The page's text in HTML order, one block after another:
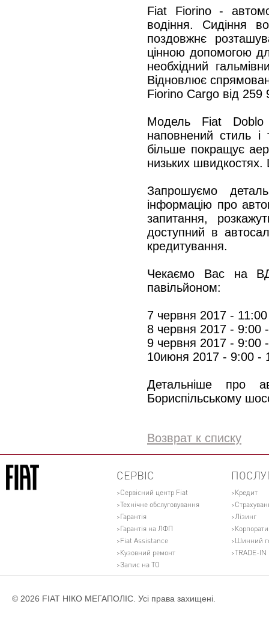
Fiat Fiorino -
водіння. Сидіння
поздовжнє
цінною допомогою
необхідний
Відновлює
Fiorino Cargo від 259
Модель Fiat Doblo
наповнений стиль і
більше покращує
низьких
Запрошуємо
інформацію про
запитання,
доступний в
кредитування.
Чекаємо Вас на
павільйоном:
7 червня 2017 -
8 червня 2017 - 9:00
9 червня 2017 - 9:00
10июня 2017 - 9:00 -
Детальніше про
Бориспільському
Возврат к списку
СЕРВІС
Сервісний центр Fiat
Технічне обслуговування
Гарантія
Гарантія на ЛФП
Fiat Assistance
Кузовний ремонт
Запис на ТО
Кредит
Лізинг
Шинний
TRADE-IN
© 2026 FIAT НІКО МЕГАПОЛІС. Усі права захищені.